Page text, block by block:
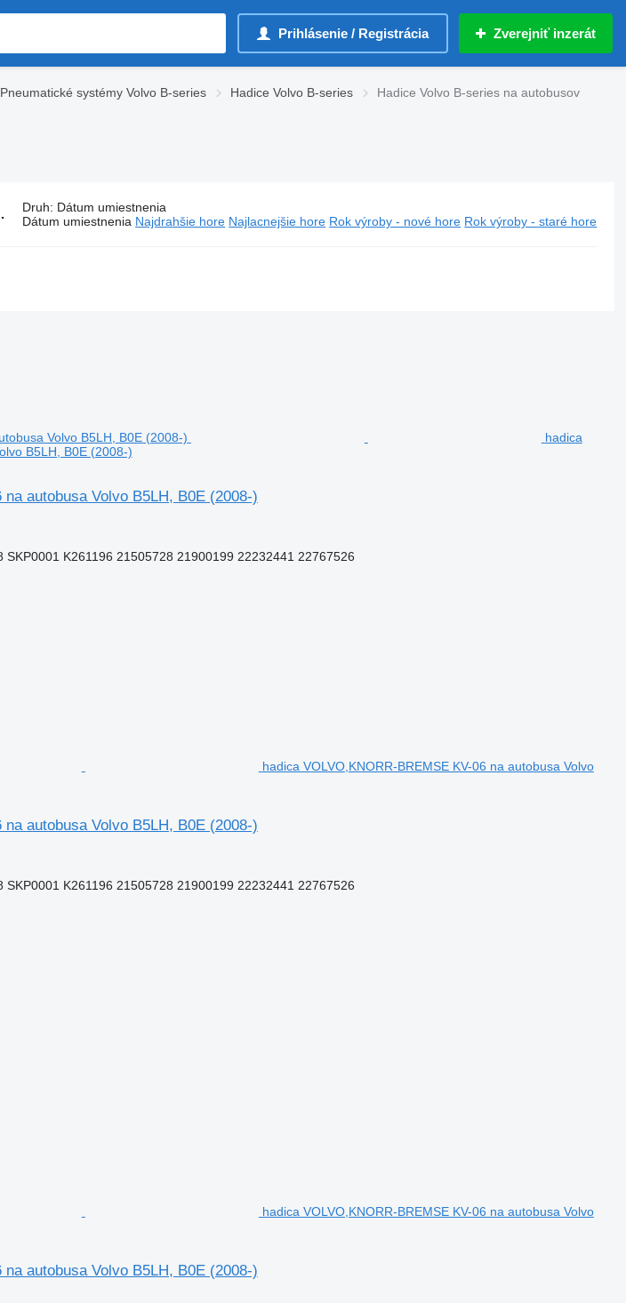
Prihlásenie / Registrácia Zverejniť inzerát
Pneumatické systémy Volvo B-series Hadice Volvo B-series Hadice Volvo B-series na autobusov
Druh: Dátum umiestnenia
Dátum umiestnenia Najdrahšie hore Najlacnejšie hore Rok výroby - nové hore Rok výroby - staré hore
hadica
B5LH, B0E (2008-)
autobusa Volvo B5LH, B0E (2008-)
K261196 21505728 21900199 22232441 22767526
hadica VOLVO,KNORR-BREMSE KV-06 na autobusa Volvo
autobusa Volvo B5LH, B0E (2008-)
K261196 21505728 21900199 22232441 22767526
hadica VOLVO,KNORR-BREMSE KV-06 na autobusa Volvo
autobusa Volvo B5LH, B0E (2008-)